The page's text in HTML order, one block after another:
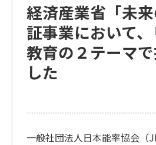
経済産業省「未
証事業において
教育の２テーマ
した
一般社団法人日本能率協会（